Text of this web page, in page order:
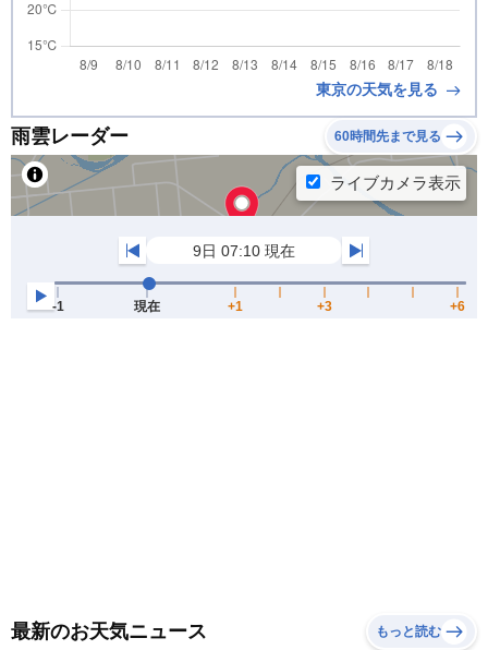
東京の天気を見る
雨雲レーダー 60時間先まで見る
最新のお天気ニュース もっと読む